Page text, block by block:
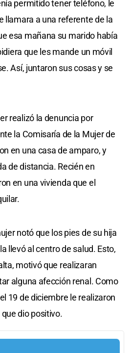
permitido tener teléfono, le
llamara a una referente de la
esa mañana su marido había
que les mande un móvil
Así, juntaron sus cosas y se
realizó la denuncia por
la Comisaría de la Mujer de
en una casa de amparo, y
de distancia. Recién en
en una vivienda que el
notó que los pies de su hija
llevó al centro de salud. Esto,
motivó que realizaran
alguna afección renal. Como
19 de diciembre le realizaron
dio positivo.